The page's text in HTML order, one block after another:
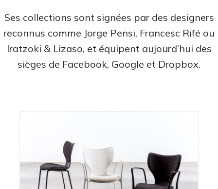
Ses collections sont signées par des designers
reconnus comme Jorge Pensi, Francesc Rifé ou
Iratzoki & Lizaso, et équipent aujourd’hui des
sièges de Facebook, Google et Dropbox.